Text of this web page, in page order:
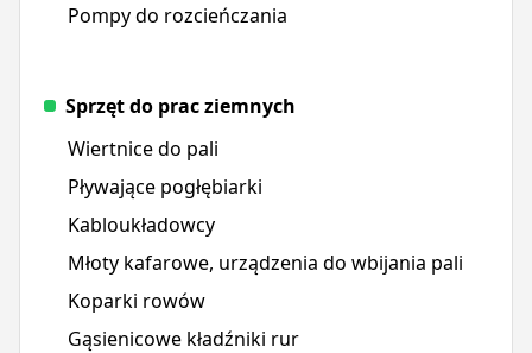
Pompy do rozcieńczania
Sprzęt do prac ziemnych
Wiertnice do pali
Pływające pogłębiarki
Kabloukładowcy
Młoty kafarowe, urządzenia do wbijania pali
Koparki rowów
Gąsienicowe kładźniki rur